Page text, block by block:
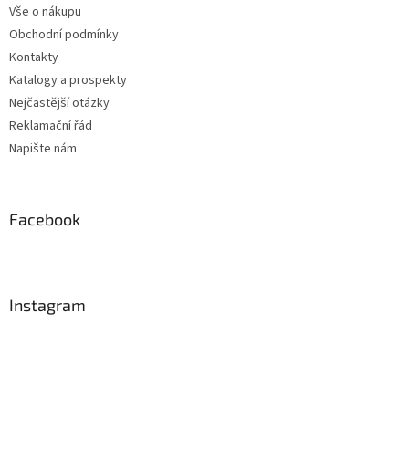
Vše o nákupu
Obchodní podmínky
Kontakty
Katalogy a prospekty
Nejčastější otázky
Reklamační řád
Napište nám
Facebook
Instagram